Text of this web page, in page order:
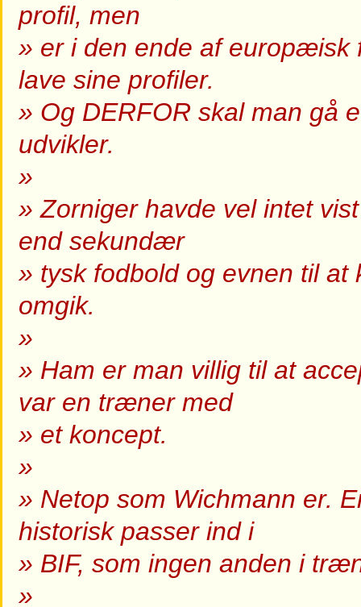
profil, men
» er i den ende af europæisk
lave sine profiler.
» Og DERFOR skal man gå
udvikler.
»
» Zorniger havde vel intet
end sekundær
» tysk fodbold og evnen til
omgik.
»
» Ham er man villig til at
var en træner med
» et koncept.
»
» Netop som Wichmann er.
historisk passer ind i
» BIF, som ingen anden i
»